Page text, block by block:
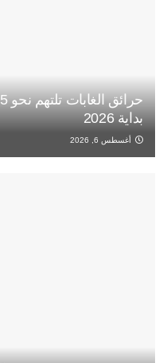
بداية 2026
أغسطس 6, 2026